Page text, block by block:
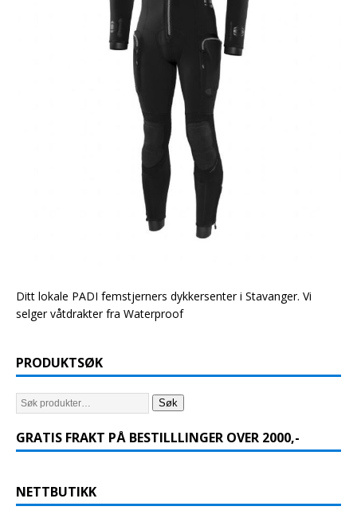
Ditt lokale PADI femstjerners dykkersenter i Stavanger. Vi
selger våtdrakter fra Waterproof
PRODUKTSØK
Søk
GRATIS FRAKT PÅ BESTILLLINGER OVER 2000,-
NETTBUTIKK